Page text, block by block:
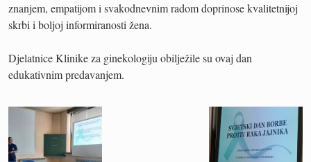
znanjem, empatijom i svakodnevnim radom doprinose kvalitetnijoj
skrbi i boljoj informiranosti žena.
Djelatnice Klinike za ginekologiju obilježile su ovaj dan
edukativnim predavanjem.